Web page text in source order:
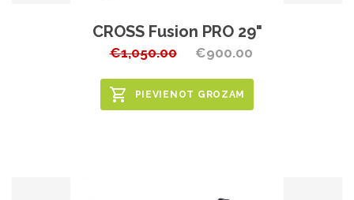
CROSS Fusion PRO 29"
€1,050.00 €900.00
PIEVIENOT GROZAM